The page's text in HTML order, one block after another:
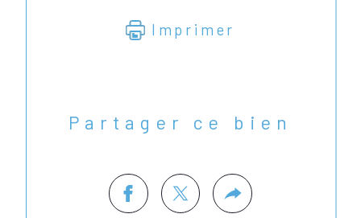
Imprimer
Partager ce bien